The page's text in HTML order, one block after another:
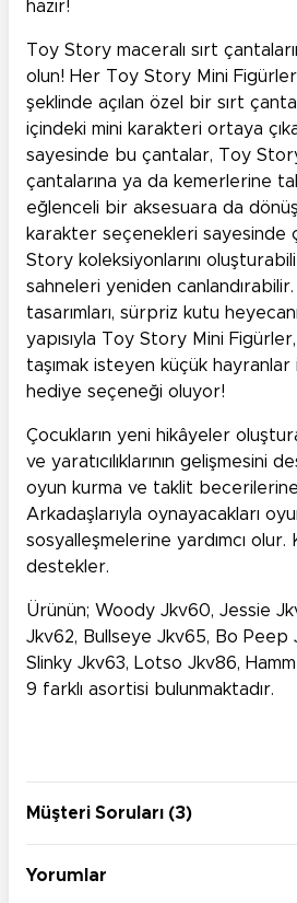
hazır!
Toy Story maceralı sırt
olun! Her Toy Story Mini
şeklinde açılan özel bir sırt
içindeki mini karakteri ortaya
sayesinde bu çantalar, Toy
çantalarına ya da kemerlerine
eğlenceli bir aksesuara da
karakter seçenekleri sayesinde
Story koleksiyonlarını
sahneleri yeniden
tasarımları, sürpriz kutu
yapısıyla Toy Story Mini
taşımak isteyen küçük
hediye seçeneği oluyor!
Çocukların yeni hikâyeler
ve yaratıcılıklarının gelişmesini
oyun kurma ve taklit becerilerine
Arkadaşlarıyla oynayacakları
sosyalleşmelerine yardımcı olur.
destekler.
Ürünün; Woody Jkv60, Jessie
Jkv62, Bullseye Jkv65, Bo Peep
Slinky Jkv63, Lotso Jkv86,
9 farklı asortisi bulunmaktadır.
Müşteri Soruları (3)
Yorumlar